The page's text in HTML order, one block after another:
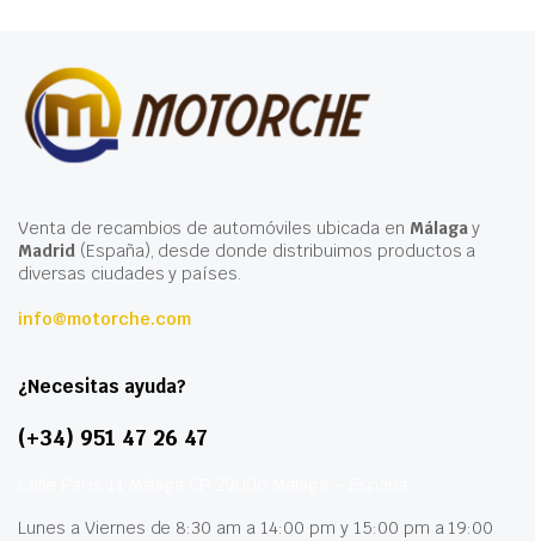
Venta de recambios de automóviles ubicada en Málagay
Madrid(España), desde donde distribuimos productos a
diversas ciudades y países.
info@motorche.com
¿Necesitas ayuda?
(+34) 951 47 26 47
Lunes a Viernes de 8:30 am a 14:00 pm y 15:00 pm a 19:00